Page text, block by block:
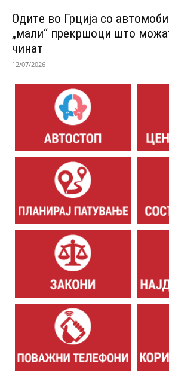
Одитe во Грција со
„мали“ прекршоци што
чинат
12/07/2026